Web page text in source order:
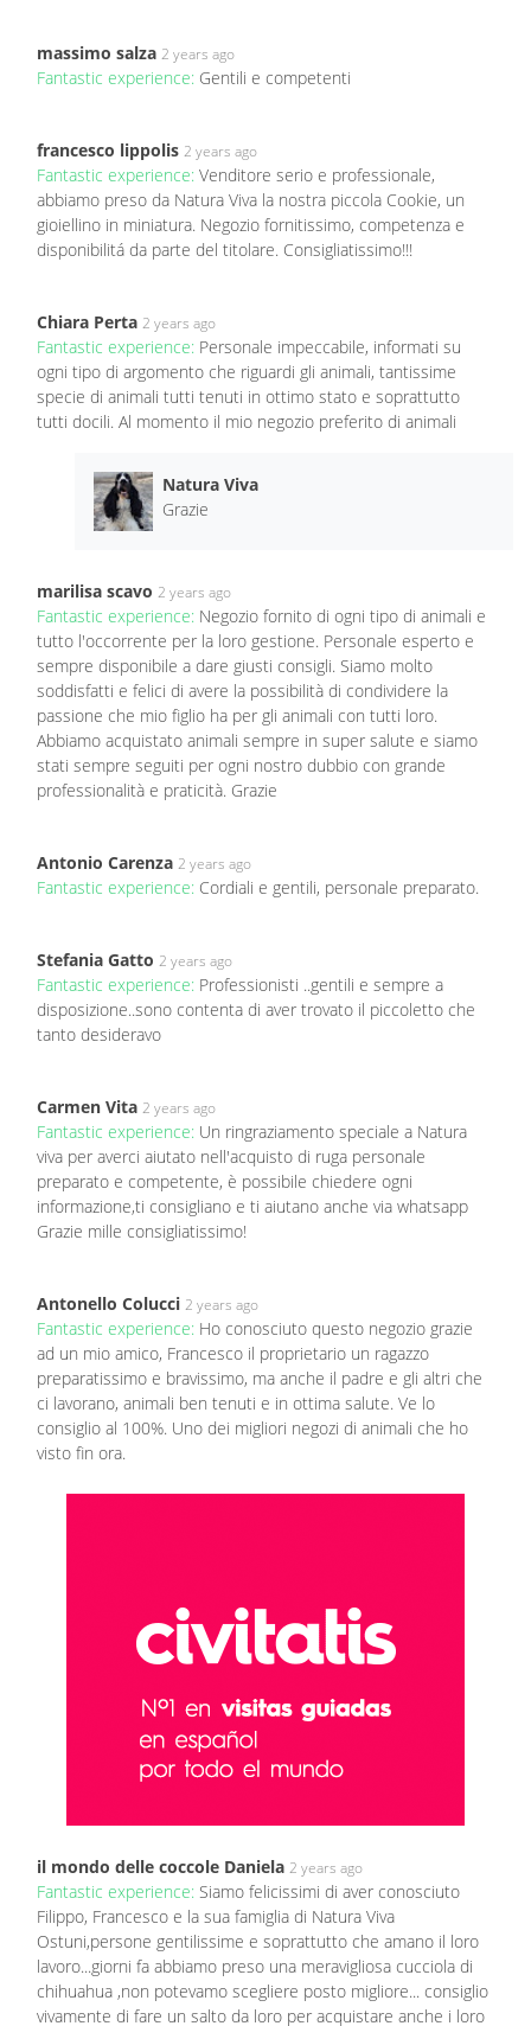
massimo salza 2 years ago
Fantastic experience: Gentili e competenti
francesco lippolis 2 years ago
Fantastic experience: Venditore serio e professionale,
abbiamo preso da Natura Viva la nostra piccola Cookie, un
gioiellino in miniatura. Negozio fornitissimo, competenza e
disponibilitá da parte del titolare. Consigliatissimo!!!
Chiara Perta 2 years ago
Fantastic experience: Personale impeccabile, informati su
ogni tipo di argomento che riguardi gli animali, tantissime
specie di animali tutti tenuti in ottimo stato e soprattutto
tutti docili. Al momento il mio negozio preferito di animali
Natura Viva
Grazie
marilisa scavo 2 years ago
Fantastic experience: Negozio fornito di ogni tipo di animali e
tutto l'occorrente per la loro gestione. Personale esperto e
sempre disponibile a dare giusti consigli. Siamo molto
soddisfatti e felici di avere la possibilità di condividere la
passione che mio figlio ha per gli animali con tutti loro.
Abbiamo acquistato animali sempre in super salute e siamo
stati sempre seguiti per ogni nostro dubbio con grande
professionalità e praticità. Grazie
Antonio Carenza 2 years ago
Fantastic experience: Cordiali e gentili, personale preparato.
Stefania Gatto 2 years ago
Fantastic experience: Professionisti ..gentili e sempre a
disposizione..sono contenta di aver trovato il piccoletto che
tanto desideravo
Carmen Vita 2 years ago
Fantastic experience: Un ringraziamento speciale a Natura
viva per averci aiutato nell'acquisto di ruga personale
preparato e competente, è possibile chiedere ogni
informazione,ti consigliano e ti aiutano anche via whatsapp
Grazie mille consigliatissimo!
Antonello Colucci 2 years ago
Fantastic experience: Ho conosciuto questo negozio grazie
ad un mio amico, Francesco il proprietario un ragazzo
preparatissimo e bravissimo, ma anche il padre e gli altri che
ci lavorano, animali ben tenuti e in ottima salute. Ve lo
consiglio al 100%. Uno dei migliori negozi di animali che ho
visto fin ora.
il mondo delle coccole Daniela 2 years ago
Fantastic experience: Siamo felicissimi di aver conosciuto
Filippo, Francesco e la sua famiglia di Natura Viva
Ostuni,persone gentilissime e soprattutto che amano il loro
lavoro...giorni fa abbiamo preso una meravigliosa cucciola di
chihuahua ,non potevamo scegliere posto migliore... consiglio
vivamente di fare un salto da loro per acquistare anche i loro